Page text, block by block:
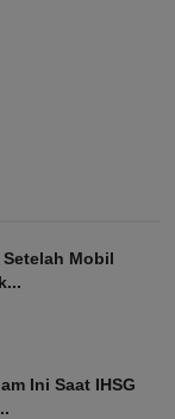
Mobil
Ini Saat IHSG